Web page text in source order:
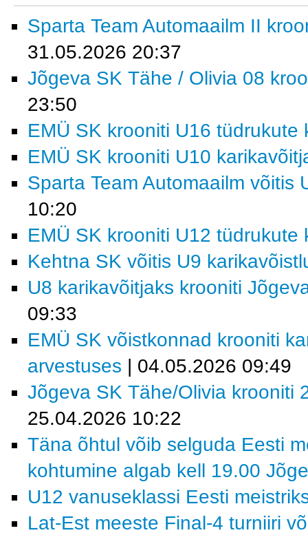
Sparta Team Automaailm II
31.05.2026 20:37
Jõgeva SK Tähe / Olivia 08
23:50
EMÜ SK krooniti U16 tüdrukute
EMÜ SK krooniti U10
Sparta Team Automaailm võitis
10:20
EMÜ SK krooniti U12 tüdrukute
Kehtna SK võitis U9
U8 karikavõitjaks krooniti
09:33
EMÜ SK võistkonnad krooniti
arvestuses | 04.05.2026 09:49
Jõgeva SK Tähe/Olivia krooniti
25.04.2026 10:22
Täna õhtul võib selguda Eesti
kohtumine algab kell 19.00
U12 vanuseklassi Eesti
Lat-Est meeste Final-4 turniiri